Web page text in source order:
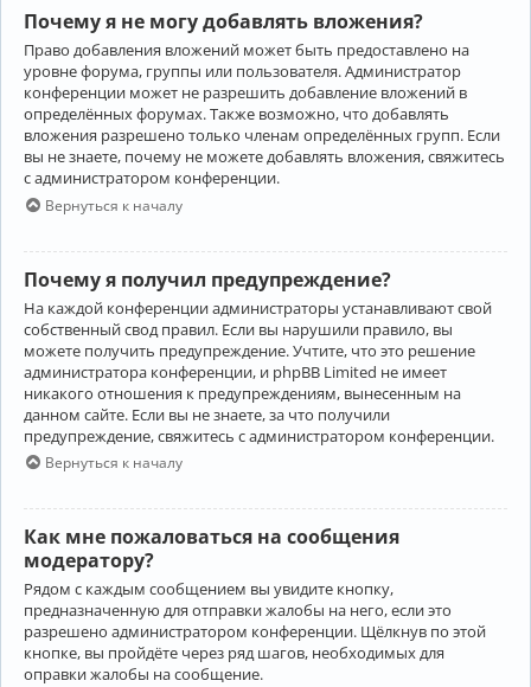
Почему я не могу добавлять вложения?
Право добавления вложений может быть предоставлено на
уровне форума, группы или пользователя. Администратор
конференции может не разрешить добавление вложений в
определённых форумах. Также возможно, что добавлять
вложения разрешено только членам определённых групп. Если
вы не знаете, почему не можете добавлять вложения, свяжитесь
с администратором конференции.
Вернуться к началу
Почему я получил предупреждение?
На каждой конференции администраторы устанавливают свой
собственный свод правил. Если вы нарушили правило, вы
можете получить предупреждение. Учтите, что это решение
администратора конференции, и phpBB Limited не имеет
никакого отношения к предупреждениям, вынесенным на
данном сайте. Если вы не знаете, за что получили
предупреждение, свяжитесь с администратором конференции.
Вернуться к началу
Как мне пожаловаться на сообщения
модератору?
Рядом с каждым сообщением вы увидите кнопку,
предназначенную для отправки жалобы на него, если это
разрешено администратором конференции. Щёлкнув по этой
кнопке, вы пройдёте через ряд шагов, необходимых для
оправки жалобы на сообщение.